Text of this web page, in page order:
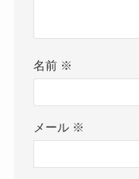
名前 ※
メール ※